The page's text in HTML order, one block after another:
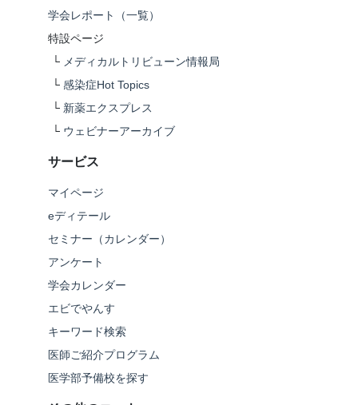
学会レポート（一覧）
特設ページ
└ メディカルトリビューン情報局
└ 感染症Hot Topics
└ 新薬エクスプレス
└ ウェビナーアーカイブ
サービス
マイページ
eディテール
セミナー（カレンダー）
アンケート
学会カレンダー
エビでやんす
キーワード検索
医師ご紹介プログラム
医学部予備校を探す